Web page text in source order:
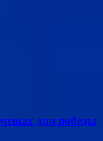
для победы